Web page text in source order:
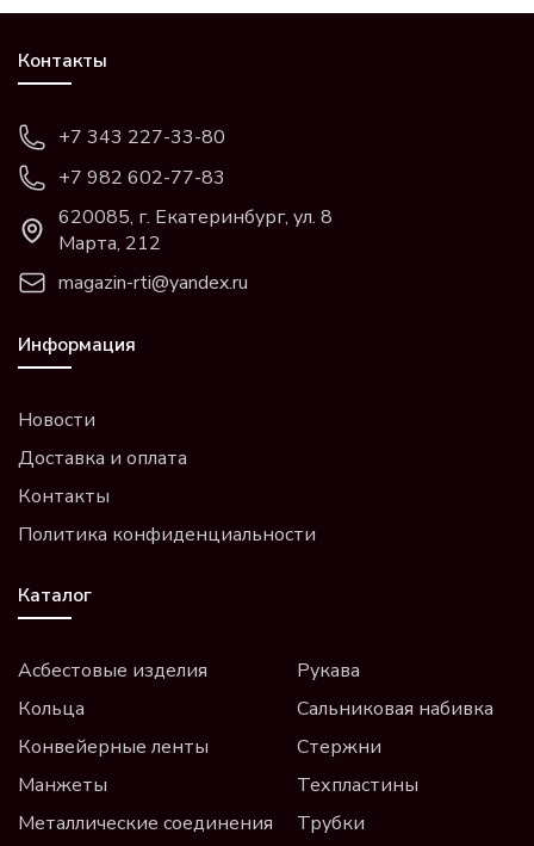
Контакты
+7 343 227-33-80
+7 982 602-77-83
620085, г. Екатеринбург, ул. 8
Марта, 212
magazin-rti@yandex.ru
Информация
Новости
Доставка и оплата
Контакты
Политика конфиденциальности
Каталог
Асбестовые изделия
Кольца
Конвейерные ленты
Манжеты
Металлические соединения
Рукава
Сальниковая набивка
Стержни
Техпластины
Трубки